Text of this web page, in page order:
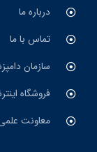
درباره ما
تماس با ما
سازمان
فروشگاه
معاونت علمی